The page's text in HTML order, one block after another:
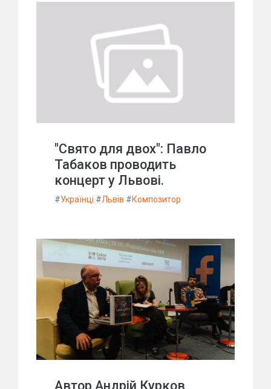
"Свято для двох": Павло
Табаков проводить
концерт у Львові.
#Українці #Львів #Композитор
Автор Андрій Курков